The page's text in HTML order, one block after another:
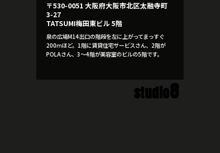
〒530-0051 大阪府大阪市北区太融寺町
3-27
TATSUMI梅田東ビル 5階
泉の広場M14出口の階段を左に上がってまっすぐ
200ｍほど。1階に賃貸住宅サービスさん、2階が
POLAさん、3～4階が美容室のビルの5階です。
studio8